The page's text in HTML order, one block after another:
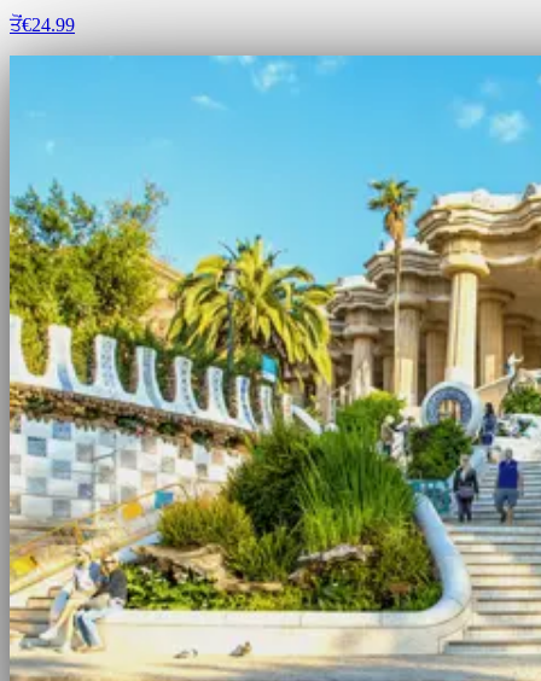
ਤੋਂ€24.99